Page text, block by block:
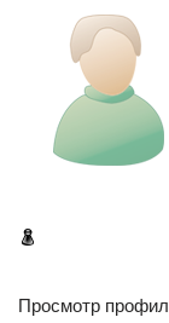
Просмотр